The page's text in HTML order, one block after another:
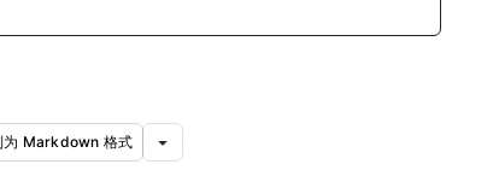
为 Markdown 格式